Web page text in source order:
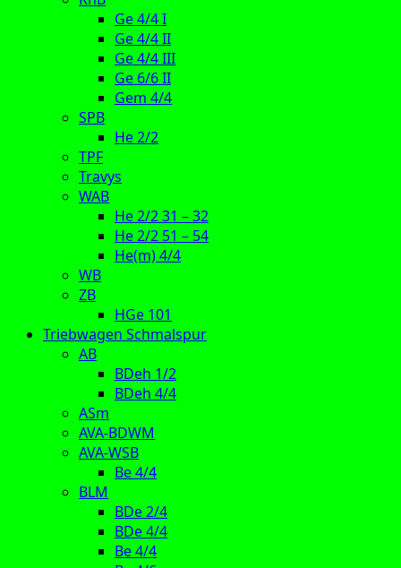
Ge 4/4 I
Ge 4/4 II
Ge 4/4 III
Ge 6/6 II
Gem 4/4
SPB
He 2/2
TPF
Travys
WAB
He 2/2 31 – 32
He 2/2 51 – 54
He(m) 4/4
WB
ZB
HGe 101
Triebwagen Schmalspur
AB
BDeh 1/2
BDeh 4/4
ASm
AVA-BDWM
AVA-WSB
Be 4/4
BLM
BDe 2/4
BDe 4/4
Be 4/4